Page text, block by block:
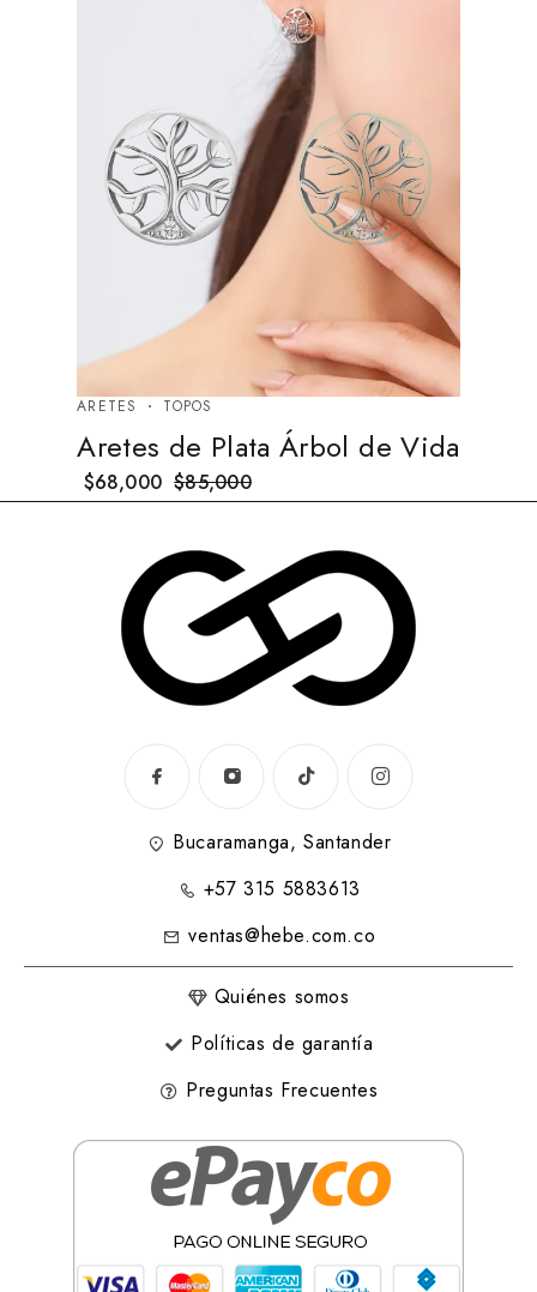
ARETES TOPOS
Aretes de Plata Árbol de Vida
$85,000
$68,000
Bucaramanga, Santander
+57 315 5883613
ventas@hebe.com.co
Quiénes somos
Políticas de garantía
Preguntas Frecuentes